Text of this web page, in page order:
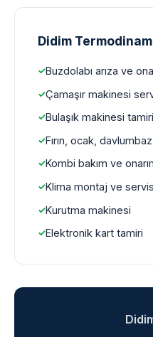
Didim
Buzdolabı arıza ve
Çamaşır makinesi
Bulaşık makinesi tamiri
Fırın, ocak, davlumbaz
Kombi bakım ve
Klima montaj ve servis
Kurutma makinesi
Elektronik kart tamiri